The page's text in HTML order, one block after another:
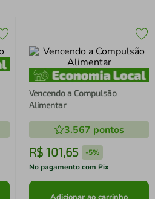
Vencendo a Compulsão
Alimentar
3.567 pontos
R$ 101,65 -5%
No pagamento com Pix